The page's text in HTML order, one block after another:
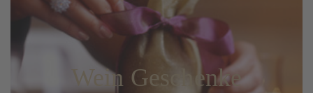
Wein Geschenke